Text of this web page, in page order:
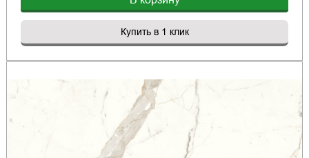
Купить в 1 клик